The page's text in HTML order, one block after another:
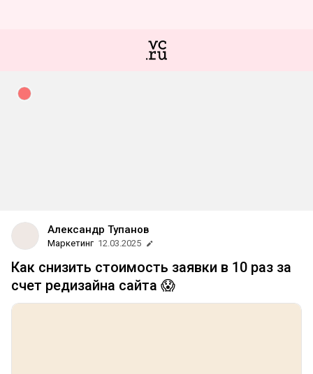
Александр Тупанов
Маркетинг 12.03.2025
Как снизить стоимость заявки в 10 раз за
счет редизайна сайта 😱